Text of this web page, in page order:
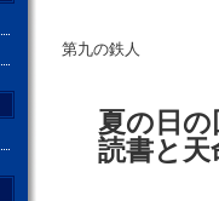
第九の鉄人
夏の日
読書と天